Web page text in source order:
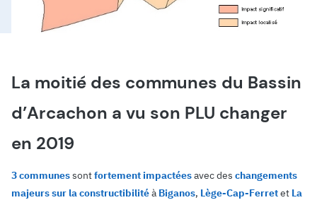
La moitié des communes du Bassin
d’Arcachon a vu son PLU changer
en 2019
3 communessontfortement impactéesavec des changements
majeurs sur la constructibilitéà Biganos, Lège-Cap-Ferretet La